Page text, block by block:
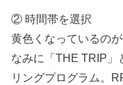
② 時間帯を選択
黄色くなっているの
なみに「THE TRIP」
リングプログラム。